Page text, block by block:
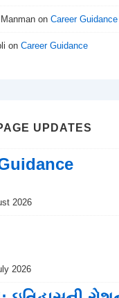
on Career Guidance
on Career Guidance
UPDATES
2026
2026